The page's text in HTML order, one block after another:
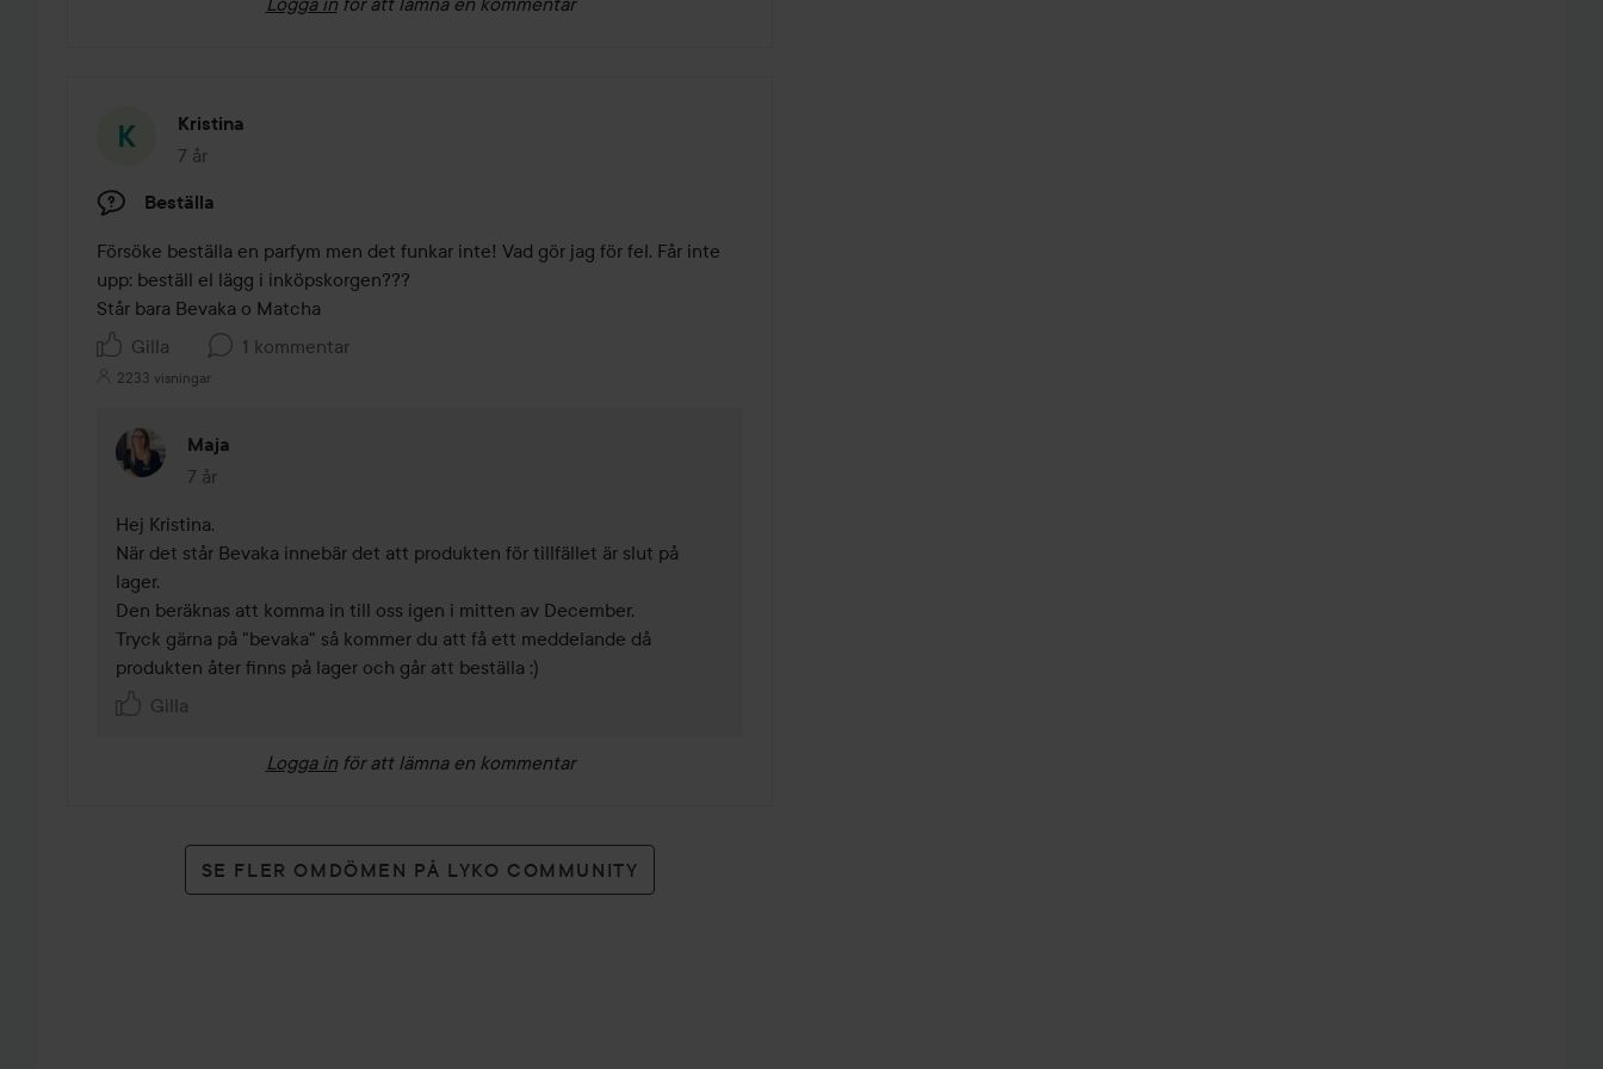
Kristina
7 år
Inlägget skapades 7 år
Beställa
Försöke beställa en parfym men det funkar inte! Vad gör jag för fel. Får inte
upp: beställ el lägg i inköpskorgen???
Står bara Bevaka o Matcha
Gilla
1 kommentar
2233 visningar
Maja
7 år
Kommentaren lades 7 år
Hej Kristina.
När det står Bevaka innebär det att produkten för tillfället är slut på
lager.
Den beräknas att komma in till oss igen i mitten av December.
Tryck gärna på "bevaka" så kommer du att få ett meddelande då
produkten åter finns på lager och går att beställa :)
Gilla
Logga in för att lämna en kommentar
SE FLER OMDÖMEN PÅ LYKO COMMUNITY